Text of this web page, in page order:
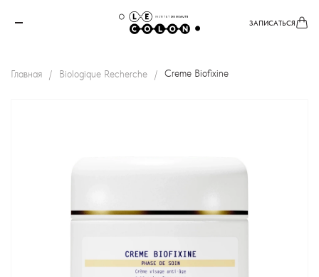
ЗАПИСАТЬСЯ
Главная Biologique Recherche Creme Biofixine